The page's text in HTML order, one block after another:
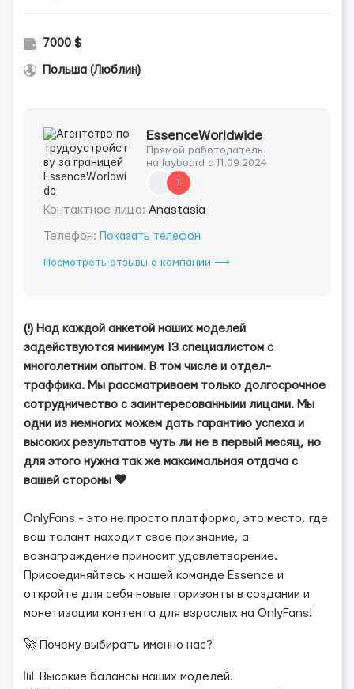
7000 $
Польша (Люблин)
EssenceWorldwide
Прямой работодатель
на layboard с 11.09.2024
1
Контактное лицо: Anastasia
Телефон: Показать телефон
Посмотреть отзывы о компании ⟶
(!) Над каждой анкетой наших моделей
задействуются минимум 13 специалистом с
многолетним опытом. В том числе и отдел-
траффика. Мы рассматриваем только долгосрочное
сотрудничество с заинтересованными лицами. Мы
одни из немногих можем дать гарантию успеха и
высоких результатов чуть ли не в первый месяц, но
для этого нужна так же максимальная отдача с
вашей стороны 🖤
OnlyFans - это не просто платформа, это место, где
ваш талант находит свое признание, а
вознаграждение приносит удовлетворение.
Присоединяйтесь к нашей команде Essence и
откройте для себя новые горизонты в создании и
монетизации контента для взрослых на OnlyFans!
🚀 Почему выбирать именно нас?
📊 Высокие балансы наших моделей.